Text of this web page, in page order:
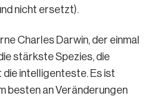
nicht ersetzt).
Charles Darwin, der einmal
stärkste Spezies, die
die intelligenteste. Es ist
besten an Veränderungen